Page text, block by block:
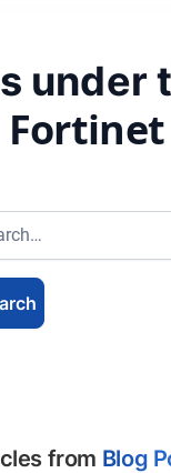
under
Fortinet
from Blog